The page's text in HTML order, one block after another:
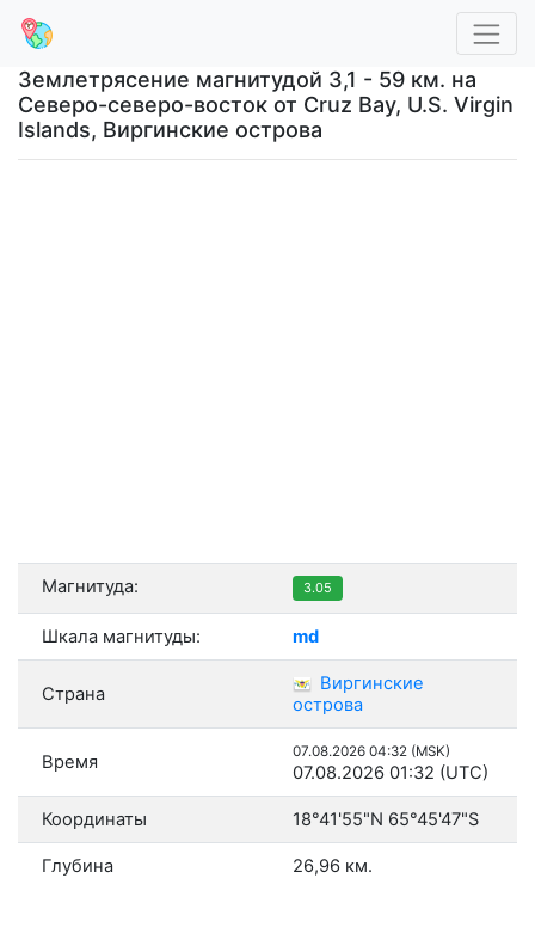
Землетрясение магнитудой 3,1 - 59 км. на
Северо-северо-восток от Cruz Bay, U.S. Virgin
Islands, Виргинские острова
Магнитуда: 3.05
Шкала магнитуды: md
Страна
Виргинские
острова
Время 07.08.2026 04:32 (MSK)
07.08.2026 01:32 (UTC)
Координаты 18°41'55"N 65°45'47"S
Глубина 26,96 км.